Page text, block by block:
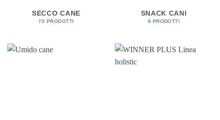
SECCO CANE
70 PRODOTTI
SNACK CANI
9 PRODOTTI